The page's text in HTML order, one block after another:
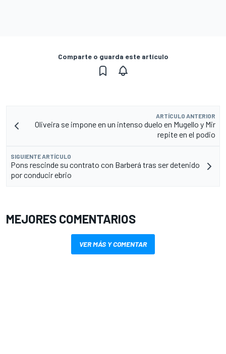
Comparte o guarda este artículo
ARTÍCULO ANTERIOR
Oliveira se impone en un intenso duelo en Mugello y Mir
repite en el podio
SIGUIENTE ARTÍCULO
Pons rescinde su contrato con Barberá tras ser detenido
por conducir ebrio
MEJORES COMENTARIOS
VER MÁS Y COMENTAR